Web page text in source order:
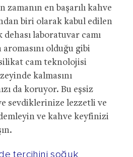
zamanın en başarılı kahve
biri olarak kabul edilen
laboratuvar camı
olduğu gibi
cam teknolojisi
kalmasını
da koruyor. Bu eşsiz
sevdiklerinize lezzetli ve
ve kahve keyfinizi
tercihini soğuk